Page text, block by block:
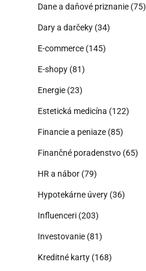
Dane a daňové priznanie (75)
Dary a darčeky (34)
E-commerce (145)
E-shopy (81)
Energie (23)
Estetická medicína (122)
Financie a peniaze (85)
Finančné poradenstvo (65)
HR a nábor (79)
Hypotekárne úvery (36)
Influenceri (203)
Investovanie (81)
Kreditné karty (168)